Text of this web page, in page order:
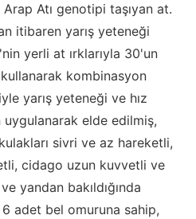
Atı genotipi taşıyan at.
itibaren yarış yeteneği
yerli at ırklarıyla 30'un
kombinasyon
yarış yeteneği ve hız
elde edilmiş,
sivri ve az hareketli,
cidago uzun kuvvetli ve
yandan bakıldığında
adet bel omuruna sahip,